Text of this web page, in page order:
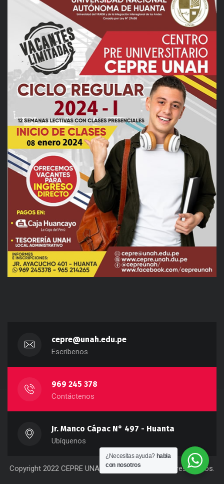
cepre@unah.edu.pe
Escríbenos
969 245 378
Contáctenos
Jr. Manco Cápac N° 497 - Huanta
Ubíquenos
Copyright 2022 CEPRE UNAH. Todos los derechos reservados.
¿Necesitas ayuda? habla
con nosotros